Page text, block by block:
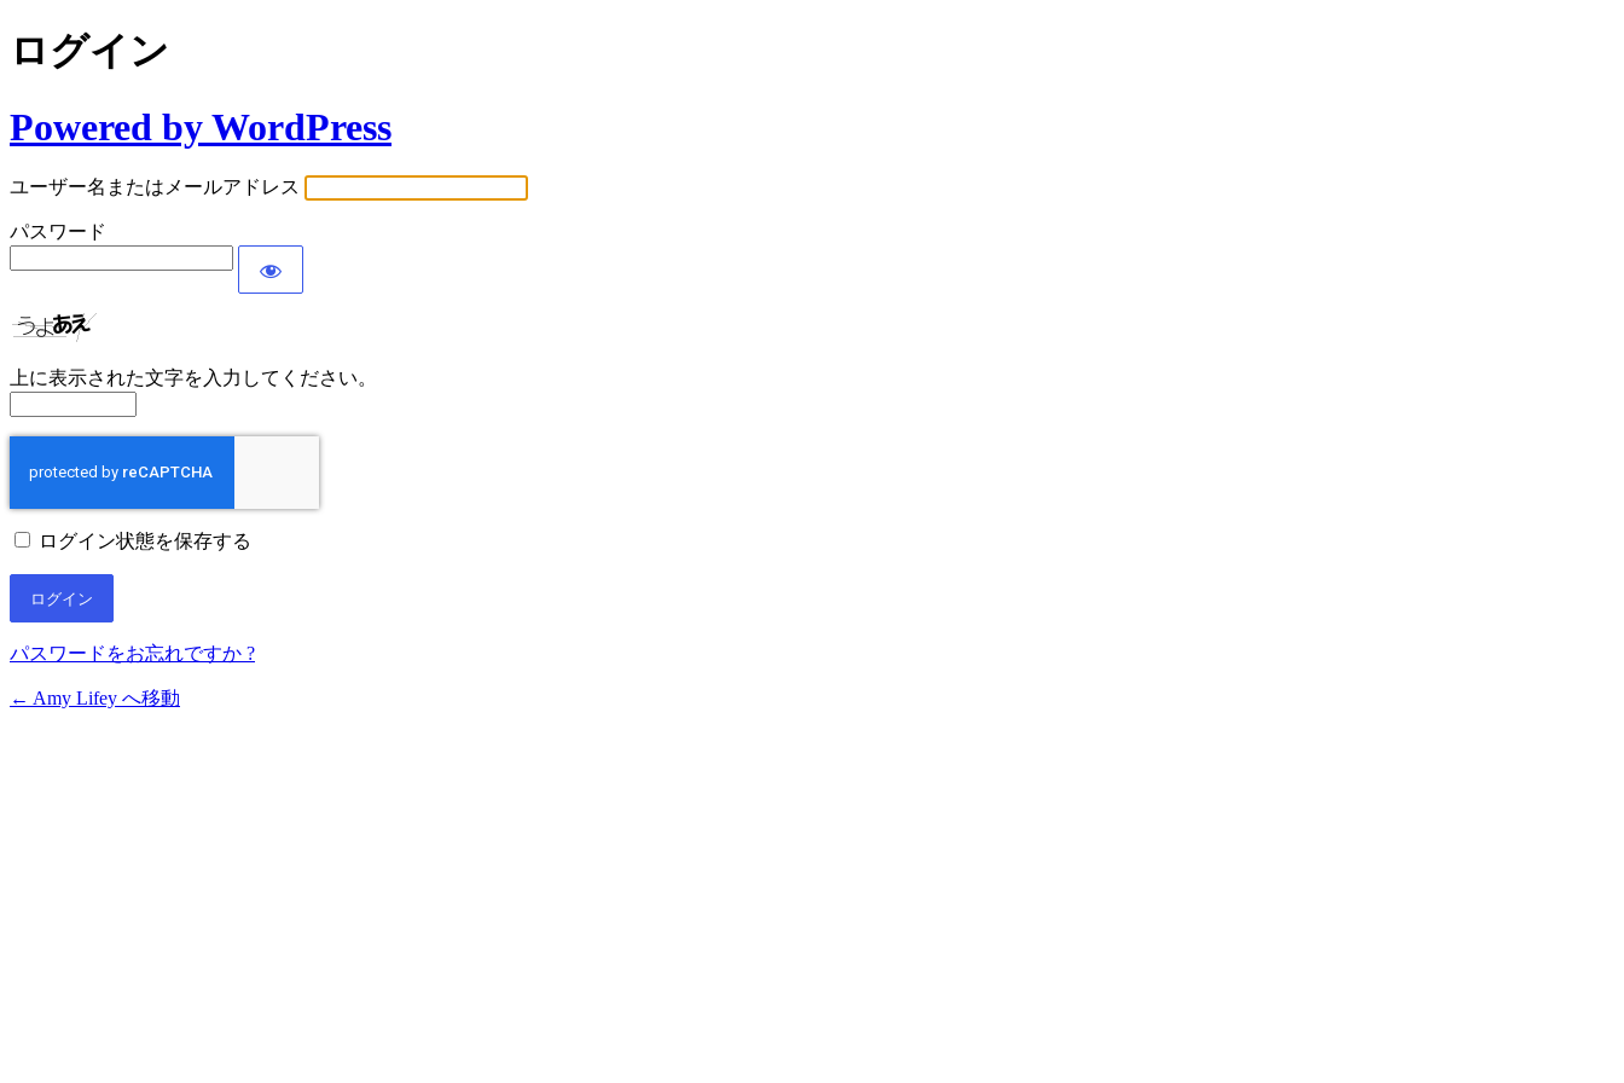
ログイン
Powered by WordPress
ユーザー名またはメールアドレス
パスワード
上に表示された文字を入力してください。
ログイン状態を保存する
パスワードをお忘れですか ?
← Amy Lifey へ移動